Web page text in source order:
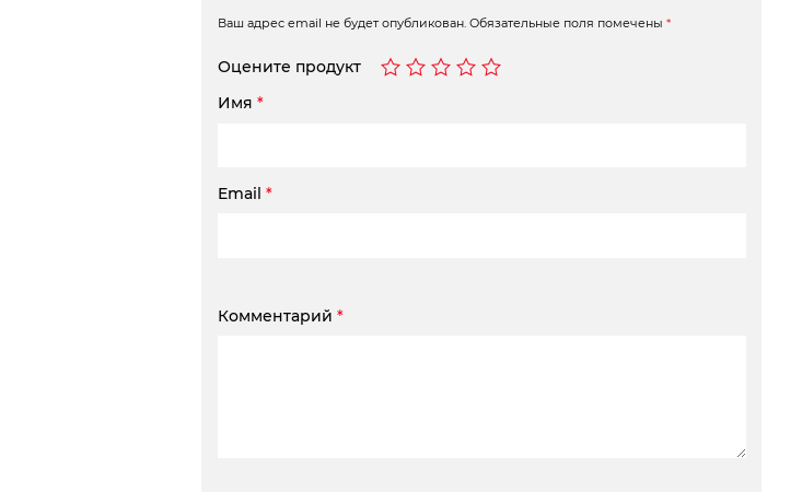
Ваш адрес email не будет опубликован. Обязательные поля помечены *
Оцените продукт
Имя *
Email *
Комментарий *